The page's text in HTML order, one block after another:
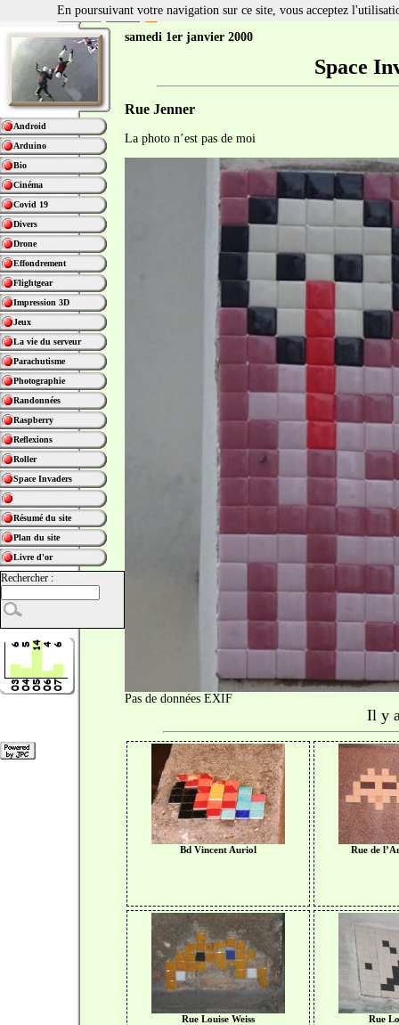
Android
Arduino
Bio
Cinéma
Covid 19
Divers
Drone
Effondrement
Flightgear
Impression 3D
Jeux
La vie du serveur
Parachutisme
Photographie
Randonnées
Raspberry
Reflexions
Roller
Space Invaders
Résumé du site
Plan du site
Livre d'or
Rechercher :
samedi 1er janvier 2000
Space
Rue Jenner
La photo n’est pas de moi
Pas de données EXIF
Il y
Bd Vincent Auriol Rue de
Rue Louise Weiss Rue
En poursuivant votre navigation sur ce site, vous acceptez